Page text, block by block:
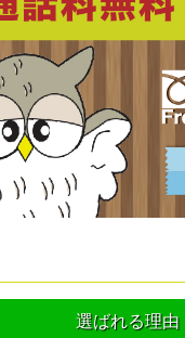
選ばれる理由